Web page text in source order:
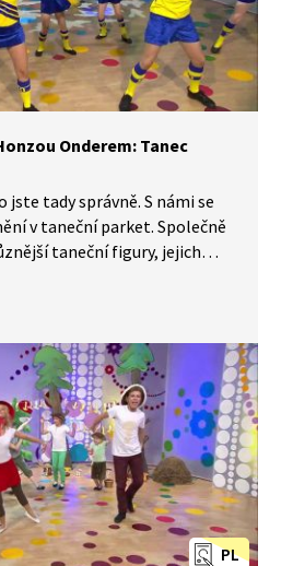
Onderem: Tanec
jste tady správně. S námi se
v taneční parket. Společně
taneční figury, jejich
z vás krále či královnu
Dneska si ukážeme,
tančí Tanec roztleskávaček.
PL